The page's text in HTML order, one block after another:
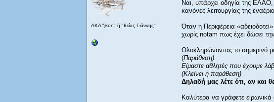
AKA "jkon" ή "θείος Γιάννης"
Ναι, υπάρχει οδηγία της
κανόνες λειτουργίας της
Όταν η Περιφέρεια
χωρίς notam πως έχει δώσει
Ολοκληρώνοντας το σημερινό
(Παράθεση)
Είμαστε αθλητές που έχουμε
(Κλείνει η παράθεση)
Δηλαδή μας λέτε ότι, αν και
Καλύτερα να γράφετε